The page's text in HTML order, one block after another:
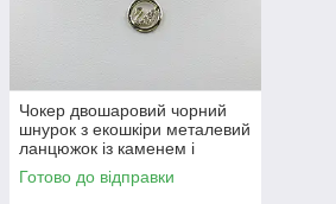
Чокер двошаровий чорний
шнурок з екошкіри металевий
ланцюжок із каменем і
подовжувачем довжина
виробу 40 см
Готово до відправки